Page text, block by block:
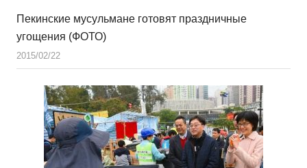
Пекинские мусульмане готовят праздничные
угощения (ФОТО)
2015/02/22